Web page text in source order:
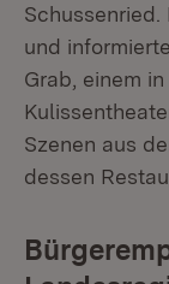
und
Grab, einem
Szenen aus
dessen